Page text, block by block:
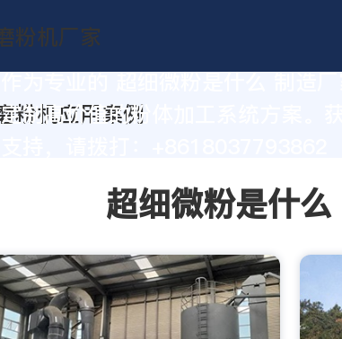
定制高价值的粉体加工系统方案。
超细微粉是什